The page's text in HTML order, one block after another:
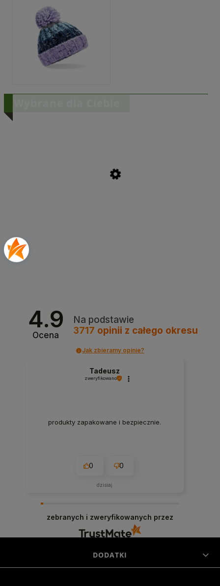
4.9
Ocena
Na podstawie
3717 opinii z całego okresu
Jak zbieramy opinie?
Tadeusz
zweryfikowano
produkty zapakowane i bezpiecznie.
0 0
dzisiaj
zebranych i zweryfikowanych przez
DODATKI